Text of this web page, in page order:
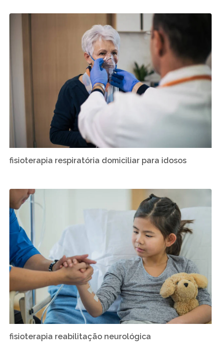
fisioterapia respiratória domiciliar para idosos
fisioterapia reabilitação neurológica